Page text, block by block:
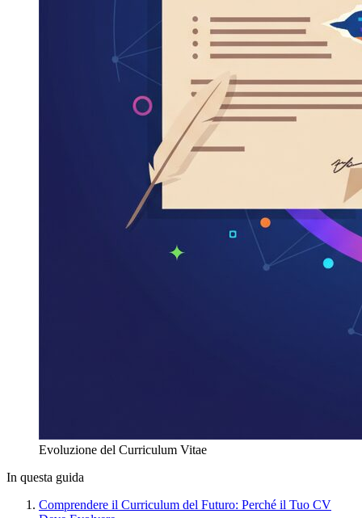
Evoluzione del Curriculum Vitae
In questa guida
Comprendere il Curriculum del Futuro: Perché il Tuo CV